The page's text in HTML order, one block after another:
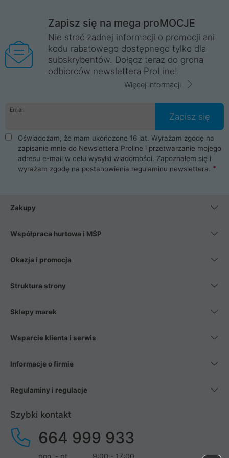
Zapisz się na mega proMOCJE
Nie strać żadnej informacji o promocji ani
kodu rabatowego dostępnego tylko dla
subskrybentów. Dołącz teraz do grona
odbiorców newslettera ProLine!
Więcej informacji
Email
Zapisz się
Oświadczam, że mam ukończone 16 lat. Wyrażam zgodę na
zapisanie mnie do Newslettera Proline i przetwarzanie mojego
adresu e-mail w celu wysyłki wiadomości. Zapoznałem się i
wyrażam zgodę na postanowienia regulaminu newslettera.
Zakupy
Współpraca hurtowa i MŚP
Okazja i promocja
Struktura strony
Sklepy marek
Wsparcie klienta i serwis
Informacje o firmie
Regulaminy i regulacje
Szybki kontakt
664 999 933
pon. - pt. 9:00 - 17:00